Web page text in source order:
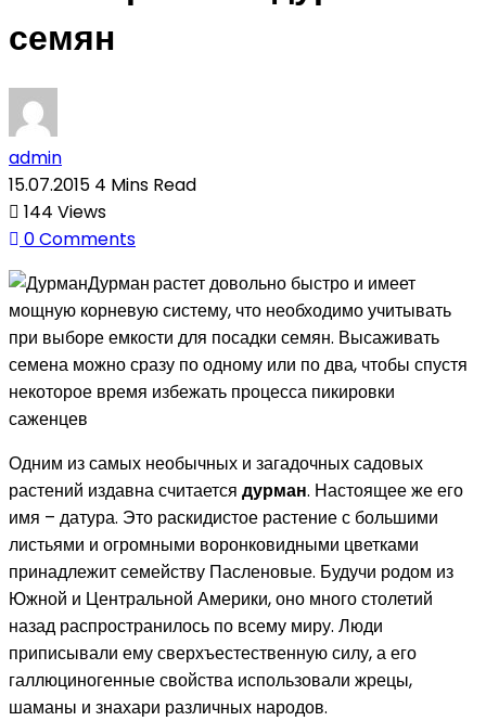
семян
admin
15.07.2015 4 Mins Read
144 Views
0Comments
Дурман растет довольно быстро и имеет
мощную корневую систему, что необходимо учитывать
при выборе емкости для посадки семян. Высаживать
семена можно сразу по одному или по два, чтобы спустя
некоторое время избежать процесса пикировки
саженцев
Одним из самых необычных и загадочных садовых
растений издавна считается дурман. Настоящее же его
имя – датура. Это раскидистое растение с большими
листьями и огромными воронковидными цветками
принадлежит семейству Пасленовые. Будучи родом из
Южной и Центральной Америки, оно много столетий
назад распространилось по всему миру. Люди
приписывали ему сверхъестественную силу, а его
галлюциногенные свойства использовали жрецы,
шаманы и знахари различных народов.